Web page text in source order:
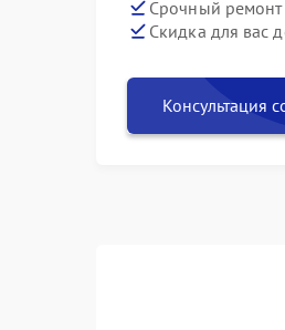
Срочный ремонт
Скидка для вас
Консультация